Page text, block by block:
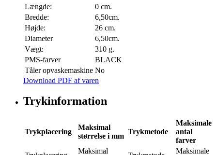
Længde:
0 cm.
Bredde:
6,50cm.
Højde:
26 cm.
Diameter
6,50cm.
Vægt:
310 g.
PMS-farver
BLACK
Tåler opvaskemaskine No
Download PDF af varen
Trykinformation
Trykplacering
Maksimal
størrelse i mm
Trykmetode
Maksimale
antal
farver
Maksimal
Maksimale